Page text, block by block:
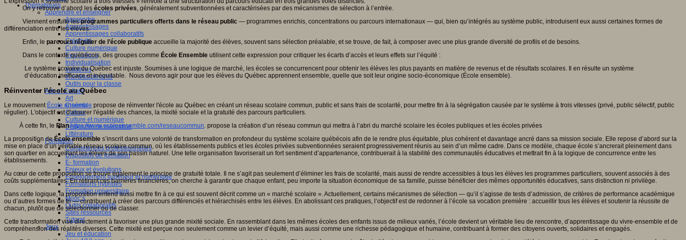
Thématiques
Apprendre et enseigner
Apprendre
Apprentissages
Apprentissages collaboratifs
Créativité
Culture numérique
Evaluations
Individualisation
Initiatives
Interdisciplinarité
Outils pour la classe
Arts et Culture
Art
Cinéma
Culture
Culture et numérique
Dispositifs de médiation
Littérature
Formation
Compétences professionnelles
Dispositifs de formation
E- formation
Enjeux et évolutions
Enseignement supérieur et numérique
Formations hybrides
Formation universitaire
Mooc’s
Outils collaboratifs
Sites ressources
Tutorat
Jeux
Jeu et éducation
On y retrouve d’abord les écoles privées, généralement subventionnées et caractérisées par des mécanismes de sélection à l’entrée.
Viennent ensuite lesprogrammes particuliers offerts dans le réseau public — programmes enrichis, concentrations ou parcours internationaux — qui, bien qu’intégrés au système public, introduisent eux aussi certaines formes de
différenciation entre les élèves.
Enfin, le parcours régulier de l’école publique accueille la majorité des élèves, souvent sans sélection préalable, et se trouve, de fait, à composer avec une plus grande diversité de profils et de besoins.
Dans le contexte québécois, des groupes comme École Ensemble utilisent cette expression pour critiquer les écarts d’accès et leurs effets sur l’équité :
Le système scolaire du Québec est injuste. Soumises à une logique de marché, les écoles se concurrencent pour obtenir les élèves les plus payants en matière de revenus et de résultats scolaires. Il en résulte un système
d’éducation inefficace et inéquitable. Nous devons agir pour que les élèves du Québec apprennent ensemble, quelle que soit leur origine socio-économique (École ensemble).
Réinventer l’école au Québec
Le mouvement École ensemble propose de réinventer l'école au Québec en créant un réseau scolaire commun, public et sans frais de scolarité, pour mettre fin à la ségrégation causée par le système à trois vitesses (privé, public sélectif, public
régulier). L'objectif est d'assurer l'égalité des chances, la mixité sociale et la gratuité des parcours particuliers.
À cette fin, le Plan https://www.ecoleensemble.com/reseaucommun. propose la création d’un réseau commun qui mettra à l’abri du marché scolaire les écoles publiques et les écoles privées
La proposition deÉcole ensemble s’inscrit dans une volonté de transformation en profondeur du système scolaire québécois afin de le rendre plus équitable, plus cohérent et davantage ancré dans sa mission sociale. Elle repose d’abord sur la
mise en place d’un véritable réseau scolaire commun, où les établissements publics et les écoles privées subventionnées seraient progressivement réunis au sein d’un même cadre. Dans ce modèle, chaque école s’ancrerait pleinement dans
son quartier en accueillant les élèves de son bassin naturel. Une telle organisation favoriserait un fort sentiment d’appartenance, contribuerait à la stabilité des communautés éducatives et mettrait fin à la logique de concurrence entre les
établissements.
Au cœur de cette proposition se trouve également le principe de gratuité totale. Il ne s’agit pas seulement d’éliminer les frais de scolarité, mais aussi de rendre accessibles à tous les élèves les programmes particuliers, souvent associés à des
coûts supplémentaires. En retirant ces barrières financières, on cherche à garantir que chaque enfant, peu importe la situation économique de sa famille, puisse bénéficier des mêmes opportunités éducatives, sans distinction ni privilège.
Dans cette logique, la proposition entend aussi mettre fin à ce qui est souvent décrit comme un « marché scolaire ». Actuellement, certains mécanismes de sélection — qu’il s’agisse de tests d’admission, de critères de performance académique
ou d’autres formes de tri — contribuent à créer des parcours différenciés et hiérarchisés entre les élèves. En abolissant ces pratiques, l’objectif est de redonner à l’école sa vocation première : accueillir tous les élèves et soutenir la réussite de
chacun, plutôt que de sélectionner ou de classer.
Cette transformation vise directement à favoriser une plus grande mixité sociale. En rassemblant dans les mêmes écoles des enfants issus de milieux variés, l’école devient un véritable lieu de rencontre, d’apprentissage du vivre-ensemble et de
compréhension des réalités diverses. Cette mixité est perçue non seulement comme un levier d’équité, mais aussi comme une richesse pédagogique et humaine, contribuant à former des citoyens ouverts, solidaires et engagés.